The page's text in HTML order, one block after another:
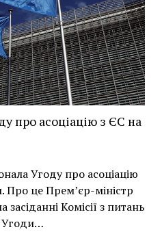
про асоціацію з ЄС на
Угоду про асоціацію
це Прем’єр-міністр
Комісії з питань
Угоди…